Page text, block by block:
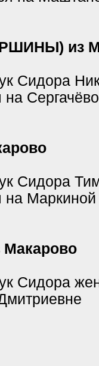
из
Сидора
Сидора
на
Сидора